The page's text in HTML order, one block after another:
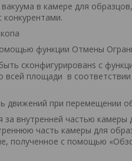
в камере для
функции Отмены
сконфигурированs с
площади в
движений при перемещении
внутренней частью
часть камеры для
полученное с помощью